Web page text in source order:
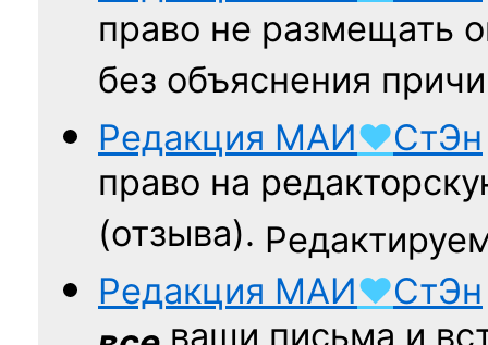
право не размещать
без объяснения
Редакция МАИ♥СтЭн
право на
(отзыва).
Редакция МАИ♥СтЭн